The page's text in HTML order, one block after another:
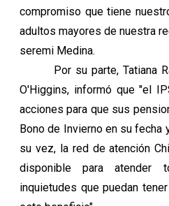
compromiso que tiene
adultos mayores de nuestra
seremi Medina.
Por su parte, Tatiana
O'Higgins, informó que "el
acciones para que sus
Bono de Invierno en su fecha
su vez, la red de atención
disponible para atender
inquietudes que puedan